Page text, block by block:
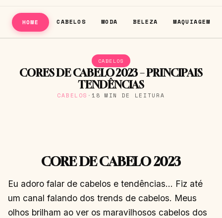
HOME CABELOS MODA BELEZA MAQUIAGEM
CABELOS
CORES DE CABELO 2023 – PRINCIPAIS
TENDÊNCIAS
CABELOS · 18 MIN DE LEITURA
CORE DE CABELO 2023
Eu adoro falar de cabelos e tendências… Fiz até
um canal falando dos trends de cabelos. Meus
olhos brilham ao ver os maravilhosos cabelos dos